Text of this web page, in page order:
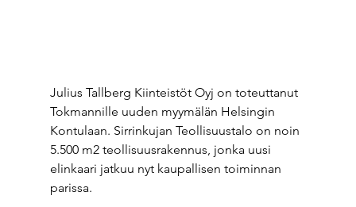
Julius Tallberg Kiinteistöt Oyj on toteuttanut
Tokmannille uuden myymälän Helsingin
Kontulaan. Sirrinkujan Teollisuustalo on noin
5.500 m2 teollisuusrakennus, jonka uusi
elinkaari jatkuu nyt kaupallisen toiminnan
parissa.